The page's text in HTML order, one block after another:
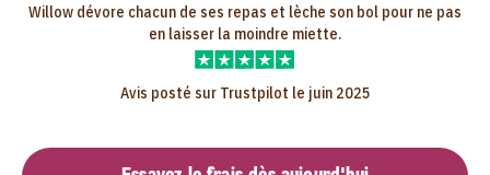
Willow dévore chacun de ses repas et lèche son bol pour ne pas
en laisser la moindre miette.
Avis posté sur Trustpilot le juin 2025